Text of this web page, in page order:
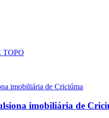
imobiliária de